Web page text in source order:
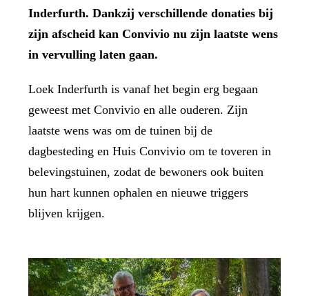
Inderfurth. Dankzij verschillende donaties bij
zijn afscheid kan Convivio nu zijn laatste wens
in vervulling laten gaan.
Loek Inderfurth is vanaf het begin erg begaan
geweest met Convivio en alle ouderen. Zijn
laatste wens was om de tuinen bij de
dagbesteding en Huis Convivio om te toveren in
belevingstuinen, zodat de bewoners ook buiten
hun hart kunnen ophalen en nieuwe triggers
blijven krijgen.